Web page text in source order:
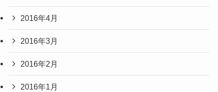
2016年4月
2016年3月
2016年2月
2016年1月